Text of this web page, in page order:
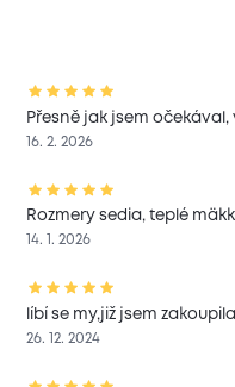
Přesně jak jsem očekával,
16. 2. 2026
Rozmery sedia, teplé
14. 1. 2026
líbí se my,již jsem
26. 12. 2024